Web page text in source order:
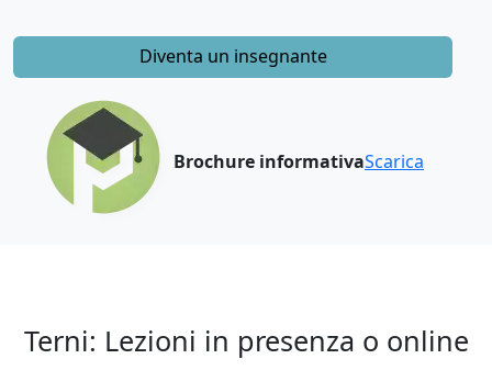
Diventa un insegnante
Brochure informativaScarica
Terni: Lezioni in presenza o online